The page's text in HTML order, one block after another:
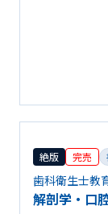
絶版 完売
歯科衛生士教
解剖学・口